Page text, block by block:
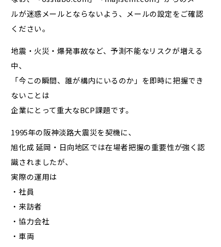
ルが迷惑メールとならないよう、メールの設定をご確認
ください。
地震・火災・爆発事故など、予測不能なリスクが増える
中、
「今この瞬間、誰が構内にいるのか」を即時に把握でき
ないことは
企業にとって重大なBCP課題です。
1995年の阪神淡路大震災を契機に、
旭化成 延岡・日向地区では在場者把握の重要性が強く認
識されましたが、
実際の運用は
・社員
・来訪者
・協力会社
・車両